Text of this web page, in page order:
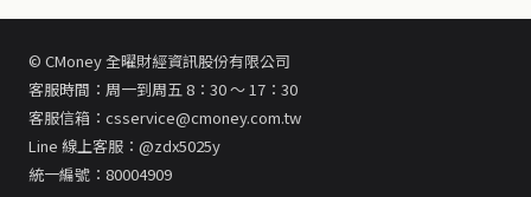
© CMoney 全曜財經資訊股份有限公司
客服時間：周一到周五 8：30 ～ 17：30
客服信箱：csservice@cmoney.com.tw
Line 線上客服：@zdx5025y
統一編號：80004909